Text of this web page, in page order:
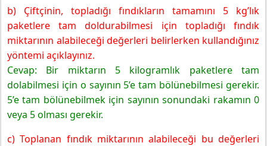
b) Çiftçinin, topladığı fındıkların tamamını 5 kg’lık
paketlere tam doldurabilmesi için topladığı fındık
miktarının alabileceği değerleri belirlerken kullandığınız
yöntemi açıklayınız.
Cevap: Bir miktarın 5 kilogramlık paketlere tam
dolabilmesi için o sayının 5’e tam bölünebilmesi gerekir.
5’e tam bölünebilmek için sayının sonundaki rakamın 0
veya 5 olması gerekir.
c) Toplanan fındık miktarının alabileceği bu değerleri